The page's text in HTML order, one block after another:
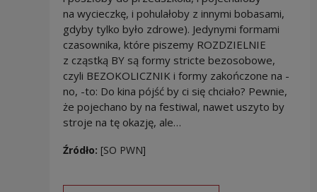
na wycieczkę, i pohulałoby z innymi bobasami,
gdyby tylko było zdrowe). Jedynymi formami
czasownika, które piszemy ROZDZIELNIE
z cząstką BY są formy stricte bezosobowe,
czyli BEZOKOLICZNIK i formy zakończone na -
no, -to: Do kina pójść by ci się chciało? Pewnie,
że pojechano by na festiwal, nawet uszyto by
stroje na tę okazję, ale…
Źródło: [SO PWN]